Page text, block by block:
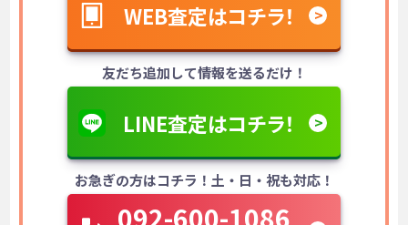
WEB査定はコチラ！
友だち追加して情報を送るだけ！
LINE査定はコチラ！
お急ぎの方はコチラ！土・日・祝も対応！